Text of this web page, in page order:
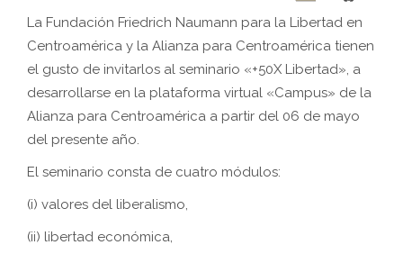
La Fundación Friedrich Naumann para la Libertad en
Centroamérica y la Alianza para Centroamérica tienen
el gusto de invitarlos al seminario «+50X Libertad», a
desarrollarse en la plataforma virtual «Campus» de la
Alianza para Centroamérica a partir del 06 de mayo
del presente año.
El seminario consta de cuatro módulos:
(i) valores del liberalismo,
(ii) libertad económica,